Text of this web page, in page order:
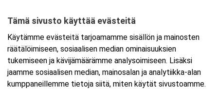
Tarkempi kartta ja ajo-ohjeet
Tämä sivusto käyttää evästeitä
Käytämme evästeitä tarjoamamme sisällön ja mainosten
räätälöimiseen, sosiaalisen median ominaisuuksien
tukemiseen ja kävijämäärämme analysoimiseen. Lisäksi
jaamme sosiaalisen median, mainosalan ja analytiikka-alan
kumppaneillemme tietoja siitä, miten käytät sivustoamme.